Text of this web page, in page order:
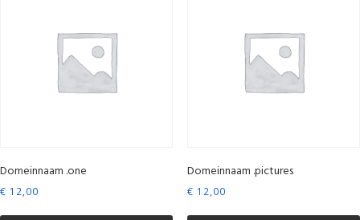
Domeinnaam .one
€ 12,00
Domeinnaam .pictures
€ 12,00